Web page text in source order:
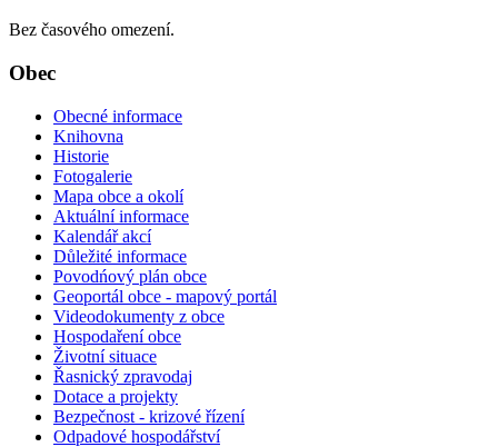
Bez časového omezení.
Obec
Obecné informace
Knihovna
Historie
Fotogalerie
Mapa obce a okolí
Aktuální informace
Kalendář akcí
Důležité informace
Povodńový plán obce
Geoportál obce - mapový portál
Videodokumenty z obce
Hospodaření obce
Životní situace
Řasnický zpravodaj
Dotace a projekty
Bezpečnost - krizové řízení
Odpadové hospodářství